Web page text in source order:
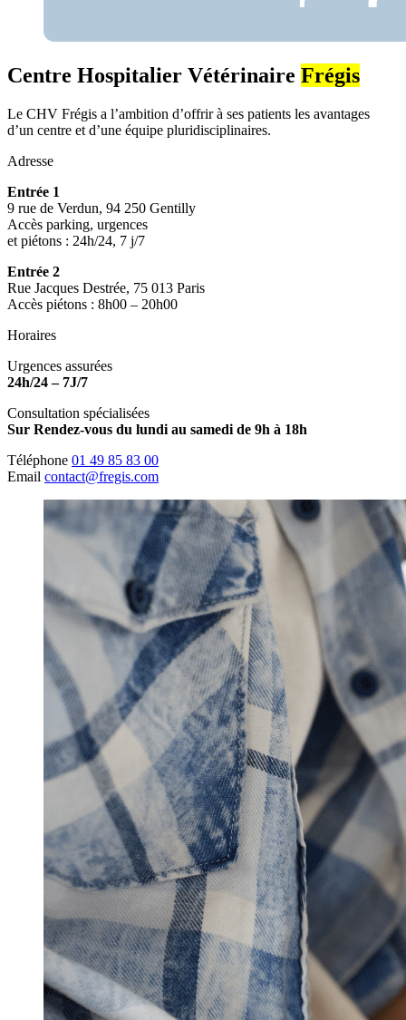
Centre Hospitalier Vétérinaire Frégis
Le CHV Frégis a l’ambition d’offrir à ses patients les avantages
d’un centre et d’une équipe pluridisciplinaires.
Adresse
Entrée 1
9 rue de Verdun, 94 250 Gentilly
Accès parking, urgences
et piétons : 24h/24, 7 j/7
Entrée 2
Rue Jacques Destrée, 75 013 Paris
Accès piétons : 8h00 – 20h00
Horaires
Urgences assurées
24h/24 – 7J/7
Consultation spécialisées
Sur Rendez-vous du lundi au samedi de 9h à 18h
Téléphone 01 49 85 83 00
Email contact@fregis.com